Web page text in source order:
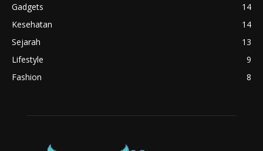
Gadgets
14
Kesehatan
14
Sejarah
13
Lifestyle
9
Fashion
8